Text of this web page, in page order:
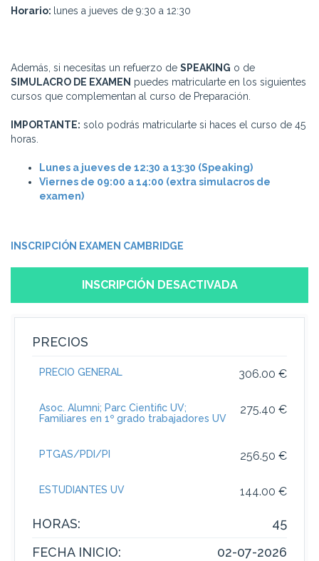
Horario: lunes a jueves de 9:30 a 12:30
Además, si necesitas un refuerzo de SPEAKING o de
SIMULACRO DE EXAMEN puedes matricularte en los siguientes
cursos que complementan al curso de Preparación.
IMPORTANTE: solo podrás matricularte si haces el curso de 45
horas.
Lunes a jueves de 12:30 a 13:30 (Speaking)
Viernes de 09:00 a 14:00 (extra simulacros de
examen)
INSCRIPCIÓN EXAMEN CAMBRIDGE
INSCRIPCIÓN DESACTIVADA
PRECIOS
306.00 €
PRECIO GENERAL
275.40 €
Asoc. Alumni; Parc Cientific UV;
Familiares en 1º grado trabajadores UV
256.50 €
PTGAS/PDI/PI
144.00 €
ESTUDIANTES UV
HORAS:
45
FECHA INICIO:
02-07-2026